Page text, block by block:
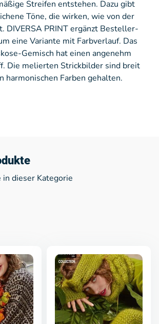
Streifen entstehen. Dazu gibt
Töne, die wirken, wie von der
DIVERSA PRINT ergänzt Besteller-
eine Variante mit Farbverlauf. Das
Gemisch hat einen angenehm
Die melierten Strickbilder sind breit
harmonischen Farben gehalten.
dieser Kategorie